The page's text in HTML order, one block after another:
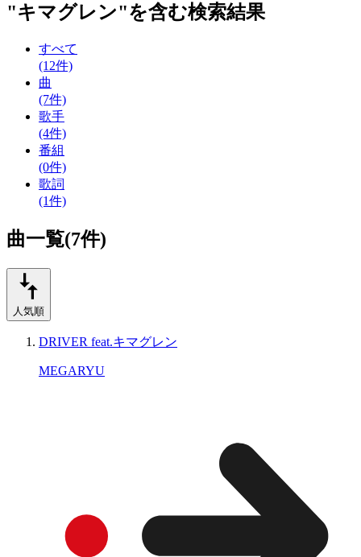
"キマグレン"を含む検索結果
すべて
(12件)
曲
(7件)
歌手
(4件)
番組
(0件)
歌詞
(1件)
曲一覧(7件)
人気順
DRIVER feat.キマグレン
MEGARYU